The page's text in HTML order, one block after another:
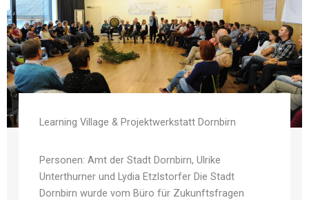
Learning Village & Projektwerkstatt Dornbirn
Personen: Amt der Stadt Dornbirn, Ulrike
Unterthurner und Lydia Etzlstorfer Die Stadt
Dornbirn wurde vom Büro für Zukunftsfragen